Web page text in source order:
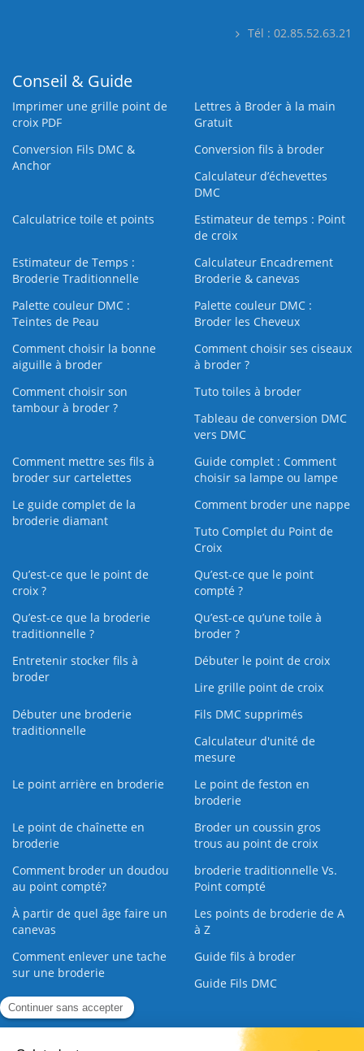
Tél : 02.85.52.63.21
Conseil & Guide
Imprimer une grille point de
croix PDF
Lettres à Broder à la main
Gratuit
Conversion Fils DMC &
Anchor
Conversion fils à broder
Calculateur d’échevettes
DMC
Calculatrice toile et points
Estimateur de temps : Point
de croix
Estimateur de Temps :
Broderie Traditionnelle
Calculateur Encadrement
Broderie & canevas
Palette couleur DMC :
Teintes de Peau
Palette couleur DMC :
Broder les Cheveux
Comment choisir la bonne
aiguille à broder
Comment choisir ses ciseaux
à broder ?
Comment choisir son
tambour à broder ?
Tuto toiles à broder
Tableau de conversion DMC
vers DMC
Comment mettre ses fils à
broder sur cartelettes
Guide complet : Comment
choisir sa lampe ou lampe
Le guide complet de la
broderie diamant
Comment broder une nappe
Tuto Complet du Point de
Croix
Qu’est-ce que le point de
croix ?
Qu’est-ce que le point
compté ?
Qu’est-ce que la broderie
traditionnelle ?
Qu’est‑ce qu’une toile à
broder ?
Entretenir stocker fils à
broder
Débuter le point de croix
Lire grille point de croix
Débuter une broderie
traditionnelle
Fils DMC supprimés
Calculateur d'unité de
mesure
Le point arrière en broderie
Le point de feston en
broderie
Le point de chaînette en
broderie
Broder un coussin gros
trous au point de croix
Comment broder un doudou
au point compté?
broderie traditionnelle Vs.
Point compté
À partir de quel âge faire un
canevas
Les points de broderie de A
à Z
Comment enlever une tache
sur une broderie
Guide fils à broder
Guide Fils DMC
Guide de la Broderie